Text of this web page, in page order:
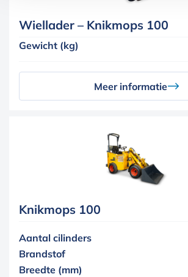
Wiellader – Knikmops 100
Gewicht (kg)
Meer informatie
Knikmops 100
Aantal cilinders
Brandstof
Breedte (mm)